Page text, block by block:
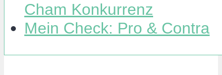
Cham Konkurrenz
Mein Check: Pro & Contra